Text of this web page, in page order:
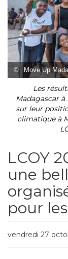
© Move Up
Les
Madagascar
sur leur
climatique à
LCOY
une
pour
vendredi 27